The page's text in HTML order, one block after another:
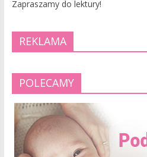
Zapraszamy do lektury!
REKLAMA
POLECAMY